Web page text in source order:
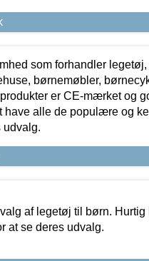
som forhandler legetøj,
børnemøbler,
er CE-mærket og
have alle de populære og
udvalg.
af legetøj til børn. Hurtig
at se deres udvalg.